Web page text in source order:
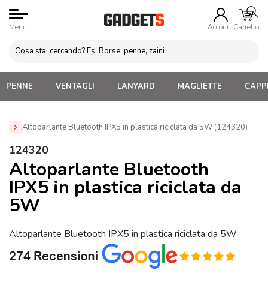
Menu AccountCarrello
PENNE VENTAGLI LANYARD MAGLIETTE
Altoparlante Bluetooth IPX5 in plastica riciclata da 5W (124320)
Home »
» Altoparlante Bluetooth IPX5 in plastica riciclata da 5W
(124320)
124320
Altoparlante Bluetooth
IPX5 in plastica riciclata da
5W
Altoparlante Bluetooth IPX5 in plastica riciclata da 5W